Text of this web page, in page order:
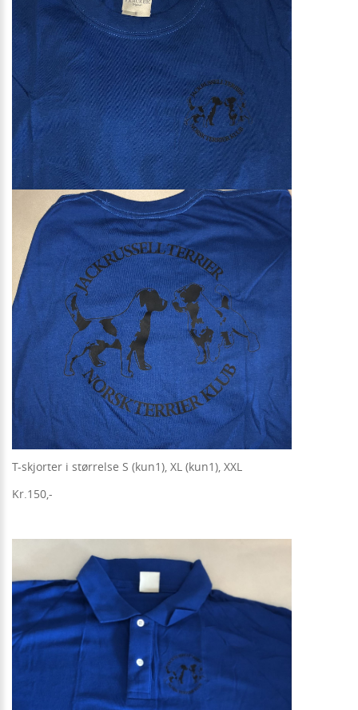
T-skjorter i størrelse S (kun1), XL (kun1), XXL
Kr.150,-